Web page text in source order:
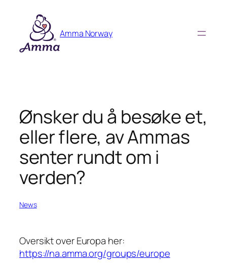
content
Amma Norway
Ønsker du å besøke et,
eller flere, av Ammas
senter rundt om i
verden?
News
Oversikt over Europa her:
https://na.amma.org/groups/europe